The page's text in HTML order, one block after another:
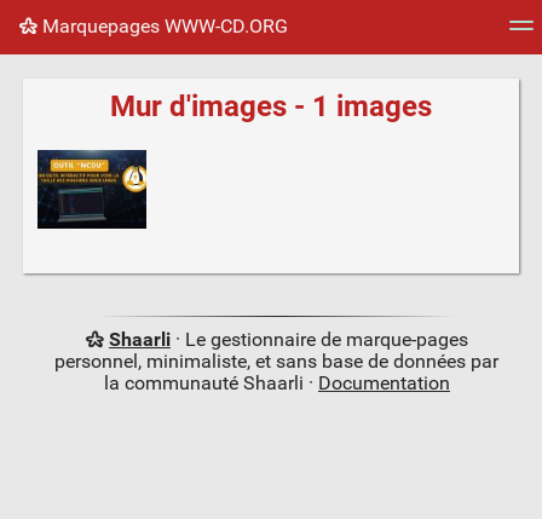
Marquepages WWW-CD.ORG
Flux
Mur d'images - 1 images
Shaarli· Le gestionnaire de marque-pages
personnel, minimaliste, et sans base de données par
la communauté Shaarli · Documentation